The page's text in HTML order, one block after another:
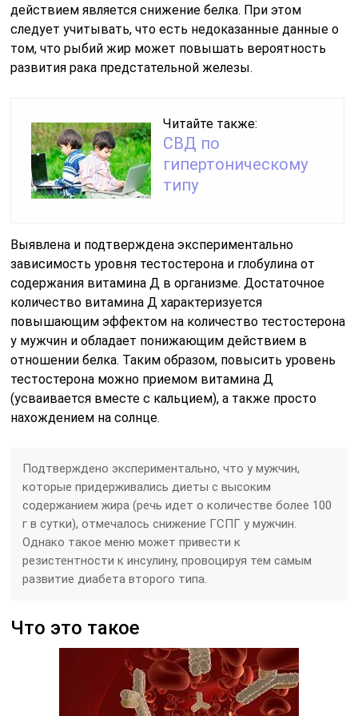
действием является снижение белка. При этом
следует учитывать, что есть недоказанные данные о
том, что рыбий жир может повышать вероятность
развития рака предстательной железы.
Читайте также:
СВД по
гипертоническому
типу
Выявлена и подтверждена экспериментально
зависимость уровня тестостерона и глобулина от
содержания витамина Д в организме. Достаточное
количество витамина Д характеризуется
повышающим эффектом на количество тестостерона
у мужчин и обладает понижающим действием в
отношении белка. Таким образом, повысить уровень
тестостерона можно приемом витамина Д
(усваивается вместе с кальцием), а также просто
нахождением на солнце.
Подтверждено экспериментально, что у мужчин,
которые придерживались диеты с высоким
содержанием жира (речь идет о количестве более 100
г в сутки), отмечалось снижение ГСПГ у мужчин.
Однако такое меню может привести к
резистентности к инсулину, провоцируя тем самым
развитие диабета второго типа.
Что это такое